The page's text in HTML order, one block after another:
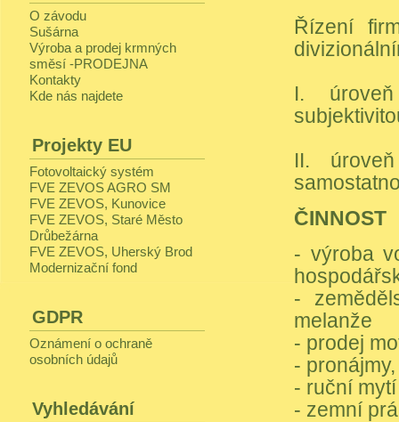
O závodu
Sušárna
Výroba a prodej krmných
směsí -PRODEJNA
Kontakty
Kde nás najdete
Projekty EU
Fotovoltaický systém
FVE ZEVOS AGRO SM
FVE ZEVOS, Kunovice
FVE ZEVOS, Staré Město
Drůbežárna
FVE ZEVOS, Uherský Brod
Modernizační fond
GDPR
Oznámení o ochraně
osobních údajů
Vyhledávání
Řízení
I.
II.
ČINNOST
- výroba
-
melanže
- prodej
-
- ruční
- zemní